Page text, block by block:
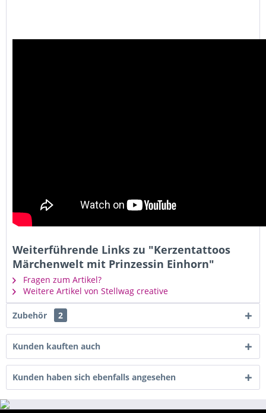
Weiterführende Links zu "Kerzentattoos
Märchenwelt mit Prinzessin Einhorn"
Fragen zum Artikel?
Weitere Artikel von Stellwag creative
Zubehör 2
Kunden kauften auch
Kunden haben sich ebenfalls angesehen